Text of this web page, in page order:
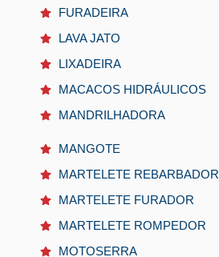
FURADEIRA
LAVA JATO
LIXADEIRA
MACACOS HIDRÁULICOS
MANDRILHADORA
MANGOTE
MARTELETE REBARBADOR
MARTELETE FURADOR
MARTELETE ROMPEDOR
MOTOSERRA